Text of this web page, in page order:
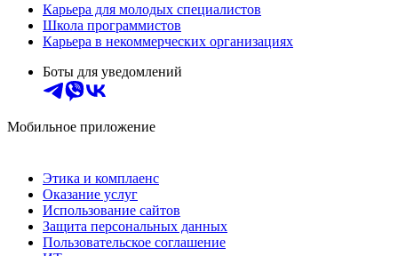
Карьера для молодых специалистов
Школа программистов
Карьера в некоммерческих организациях
Боты для уведомлений
Мобильное приложение
Этика и комплаенс
Оказание услуг
Использование сайтов
Защита персональных данных
Пользовательское соглашение